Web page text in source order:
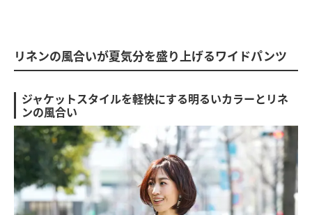
リネンの風合いが夏気分を盛り上げるワイドパンツ
ジャケットスタイルを軽快にする明るいカラーとリネ
ンの風合い